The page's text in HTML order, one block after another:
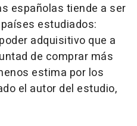
españolas tiende a ser
estudiados:
adquisitivo que a
de comprar más
estima por los
el autor del estudio,